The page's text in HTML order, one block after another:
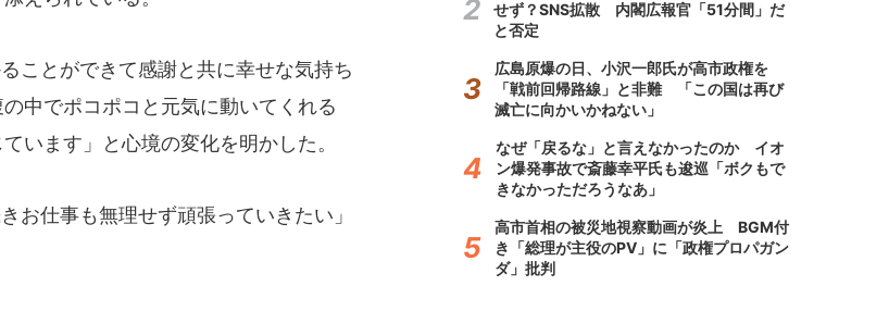
ことができて感謝と共に幸せな気持ち
中でポコポコと元気に動いてくれる
います」と心境の変化を明かした。
お仕事も無理せず頑張っていきたい」
せず？SNS拡散 内閣広報官「51分間」だ
と否定
広島原爆の日、小沢一郎氏が高市政権を
「戦前回帰路線」と非難 「この国は再び
滅亡に向かいかねない」
なぜ「戻るな」と言えなかったのか イオ
ン爆発事故で斎藤幸平氏も逡巡「ボクもで
きなかっただろうなあ」
高市首相の被災地視察動画が炎上 BGM付
き「総理が主役のPV」に「政権プロパガン
ダ」批判